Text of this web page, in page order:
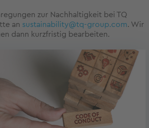
zur Nachhaltigkeit bei TQ
an sustainability@tq-group.com. Wir
dann kurzfristig bearbeiten.